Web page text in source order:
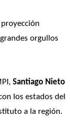
orgullos
Santiago Nieto
los estados del
a la región.